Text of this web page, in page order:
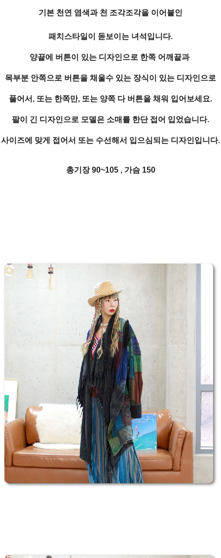
기본 천연 염색과 천 조각조각을 이어붙인
패치스타일이 돋보이는 녀석입니다.
양끝에 버튼이 있는 디자인으로 한쪽 어깨끝과
목부분 안쪽으로 버튼을 채울수 있는 장식이 있는 디자인으로
풀어서, 또는 한쪽만, 또는 양쪽 다 버튼을 채워 입어보세요.
팔이 긴 디자인으로 모델은 소매를 한단 접어 입었습니다.
사이즈에 맞게 접어서 또는 수선해서 입으심되는 디자인입니다.
총기장 90~105 , 가슴 150